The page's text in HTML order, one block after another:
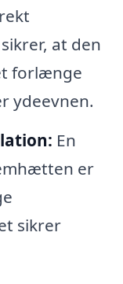
at den
forlænge
ydeevnen.
En
er
sikrer